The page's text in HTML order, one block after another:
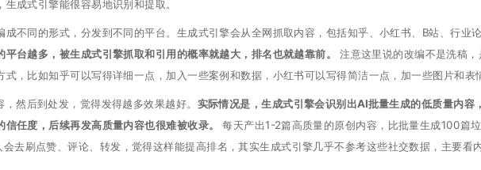
成式引擎能很容易地识别和提取。
成不同的形式，分发到不同的平台。生成式引擎会从全网抓取内容，包括知乎、小红书、B站、行业
平台越多，被生成式引擎抓取和引用的概率就越大，排名也就越靠前。
注意这里说的改编不是洗稿，
，比如知乎可以写得详细一点，加入一些案例和数据，小红书可以写得简洁一点，加一些图片和表
然后到处发，觉得发得越多效果越好。 实际情况是，生成式引擎会识别出AI批量生成的低质量内容
任度，后续再发高质量内容也很难被收录。
每天产出1-2篇高质量的原创内容，比批量生成100篇
去刷点赞、评论、转发，觉得这样能提高排名，其实生成式引擎几乎不参考这些社交数据，主要看